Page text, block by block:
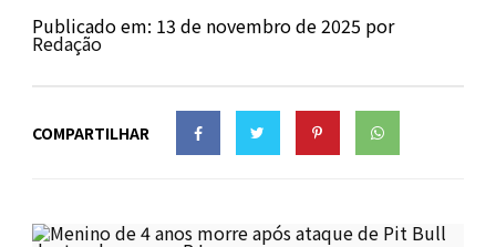
Publicado em: 13 de novembro de 2025 por
Redação
COMPARTILHAR